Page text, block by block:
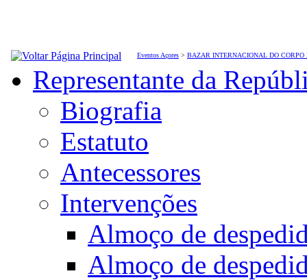
Eventos Açores > BAZAR INTERNACIONAL DO CORPO
Representante da
Biografia
Estatuto
Antecessores
Intervenções
Almoço de
Almoço de